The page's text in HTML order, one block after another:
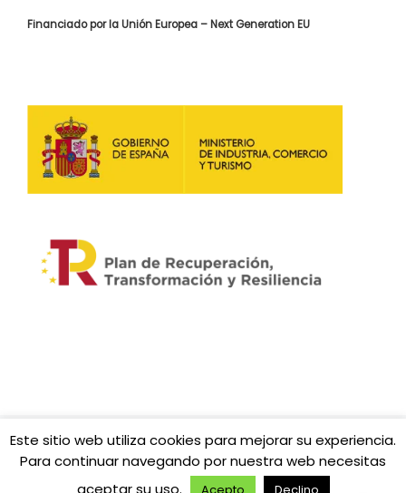
Financiado por la Unión Europea – Next Generation EU
© 2026Fibratown | Tu operador de confianza.– Todos
los derechos reservados
Funciona conWP– Diseñado con el Tema Customizr
Este sitio web utiliza cookies para mejorar su experiencia.
Para continuar navegando por nuestra web necesitas
aceptar su uso.